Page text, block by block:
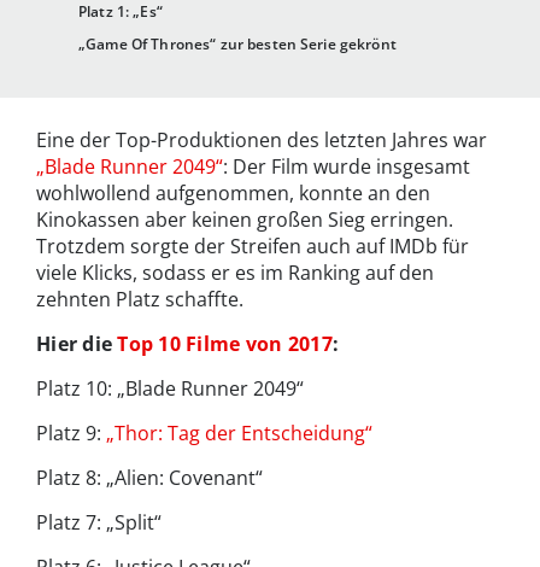
Platz 1: „Es“
„Game Of Thrones“ zur besten Serie gekrönt
Eine der Top-Produktionen des letzten Jahres war
„Blade Runner 2049“: Der Film wurde insgesamt
wohlwollend aufgenommen, konnte an den
Kinokassen aber keinen großen Sieg erringen.
Trotzdem sorgte der Streifen auch auf IMDb für
viele Klicks, sodass er es im Ranking auf den
zehnten Platz schaffte.
Hier dieTop 10 Filme von 2017:
Platz 10: „Blade Runner 2049“
Platz 9: „Thor: Tag der Entscheidung“
Platz 8: „Alien: Covenant“
Platz 7: „Split“